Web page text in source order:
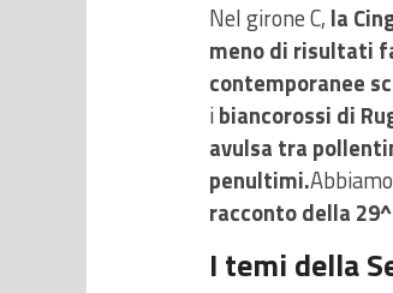
Nel girone C, la
meno di risultati
contemporanee
ibiancorossi di
avulsa tra
penultimi.
racconto della
I temi della